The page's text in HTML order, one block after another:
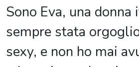
Sono Eva, una donna
sempre stata
sexy, e non ho mai